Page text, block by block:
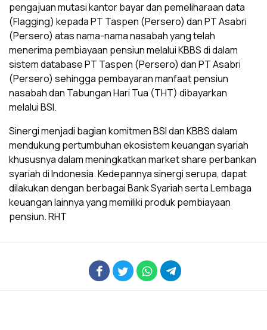
pengajuan mutasi kantor bayar dan pemeliharaan data
(Flagging) kepada PT Taspen (Persero) dan PT Asabri
(Persero) atas nama-nama nasabah yang telah
menerima pembiayaan pensiun melalui KBBS di dalam
sistem database PT Taspen (Persero) dan PT Asabri
(Persero) sehingga pembayaran manfaat pensiun
nasabah dan Tabungan Hari Tua (THT) dibayarkan
melalui BSI.
Sinergi menjadi bagian komitmen BSI dan KBBS dalam
mendukung pertumbuhan ekosistem keuangan syariah
khususnya dalam meningkatkan market share perbankan
syariah di Indonesia. Kedepannya sinergi serupa, dapat
dilakukan dengan berbagai Bank Syariah serta Lembaga
keuangan lainnya yang memiliki produk pembiayaan
pensiun. RHT